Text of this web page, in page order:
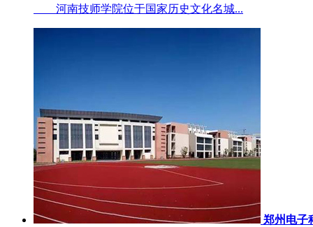
河南技师学院位于国家历史文化名城...
郑州电子